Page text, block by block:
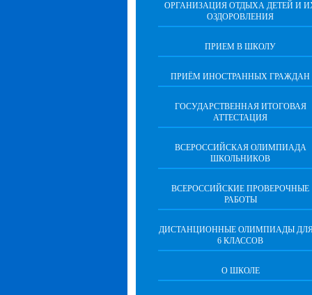
ОРГАНИЗАЦИЯ ОТДЫХА ДЕТЕЙ И
ОЗДОРОВЛЕНИЯ
ПРИЕМ В ШКОЛУ
ПРИЁМ ИНОСТРАННЫХ ГРАЖДАН
ГОСУДАРСТВЕННАЯ ИТОГОВАЯ
АТТЕСТАЦИЯ
ВСЕРОССИЙСКАЯ ОЛИМПИАДА
ШКОЛЬНИКОВ
ВСЕРОССИЙСКИЕ ПРОВЕРОЧНЫЕ
РАБОТЫ
ДИСТАНЦИОННЫЕ ОЛИМПИАДЫ ДЛЯ
6 КЛАССОВ
О ШКОЛЕ